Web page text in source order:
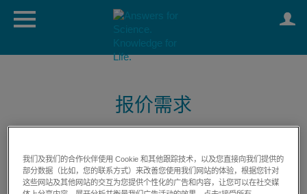
报价需求
我们及我们的合作伙伴使用 Cookie 和其他跟踪技术，以及您直接向我们提供的
部分数据（比如，您的联系方式）来改善您使用我们网站的体验，根据您针对
这些网站及其他网站的交互为您提供个性化的广告和内容，让您可以在社交媒